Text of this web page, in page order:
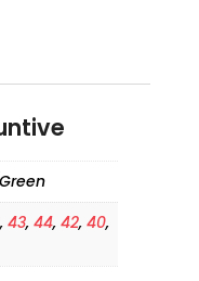
, 43, 44, 42, 40,